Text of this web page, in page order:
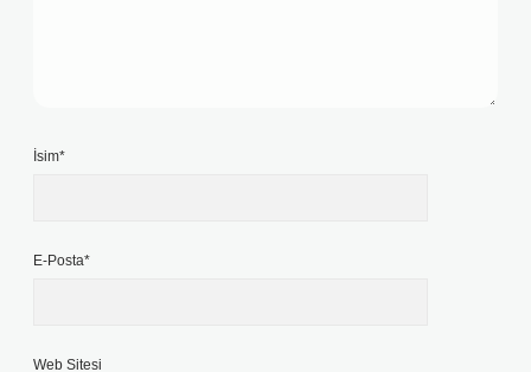
İsim*
E-Posta*
Web Sitesi